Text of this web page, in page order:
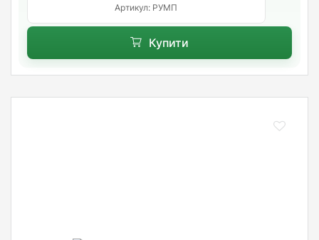
Артикул: РУМП
Купити